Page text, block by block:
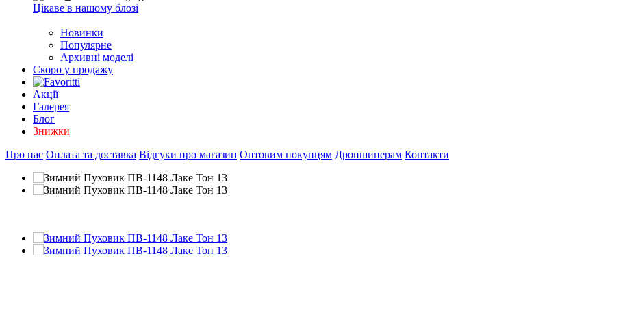
Цікаве в нашому блозі
Новинки
Популярне
Архивні моделі
Скоро у продажу
Акції
Галерея
Блог
Знижки
Про нас Оплата та доставка Відгуки про магазин Оптовим покупцям Дропшиперам Контакти